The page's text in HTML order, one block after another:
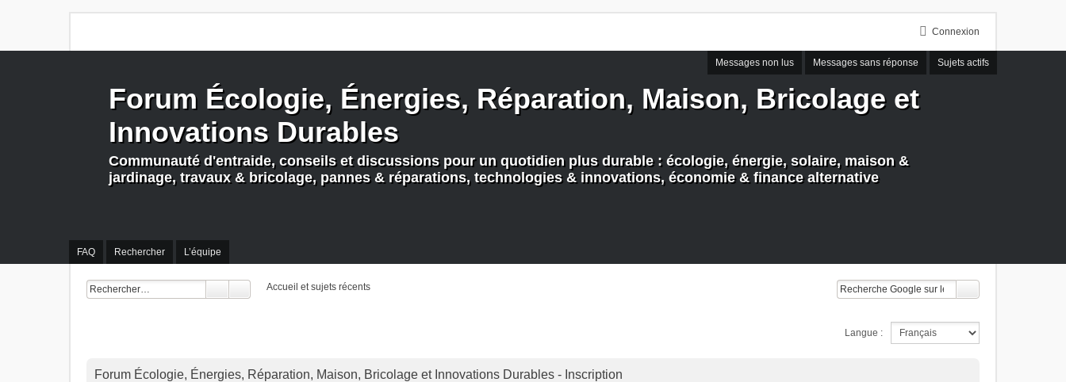
Connexion
Messages non lus Messages sans réponse Sujets actifs
FAQ Rechercher L’équipe
Forum Écologie, Énergies, Réparation, Maison, Bricolage et
Innovations Durables
Communauté d'entraide, conseils et discussions pour un quotidien plus durable : écologie, énergie, solaire, maison &
jardinage, travaux & bricolage, pannes & réparations, technologies & innovations, économie & finance alternative
Accueil et sujets récents
Langue :
Forum Écologie, Énergies, Réparation, Maison, Bricolage et Innovations Durables - Inscription